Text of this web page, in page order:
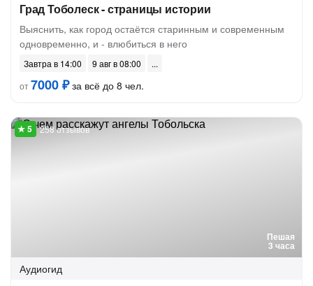
Град Тоболеск - страницы истории
Выяснить, как город остаётся старинным и современным
одновременно, и - влюбиться в него
Завтра в 14:00
9 авг в 08:00
от7000 ₽за всё до 8 чел.
Пешая
3 часа
258 отзывов
Аудиогид